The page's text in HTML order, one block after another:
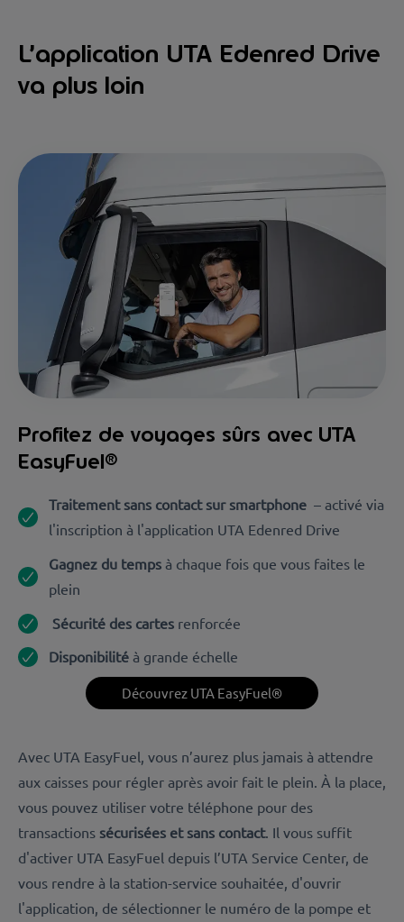
L’application UTA Edenred Drive
va plus loin
Profitez de voyages sûrs avec UTA
EasyFuel®
Traitement sans contact sur smartphone – activé via
l'inscription à l'application UTA Edenred Drive
Gagnez du temps à chaque fois que vous faites le
plein
Sécurité des cartes renforcée
Disponibilité à grande échelle
Découvrez UTA EasyFuel®
Avec UTA EasyFuel, vous n’aurez plus jamais à attendre
aux caisses pour régler après avoir fait le plein. À la place,
vous pouvez utiliser votre téléphone pour des
transactions sécurisées et sans contact. Il vous suffit
d'activer UTA EasyFuel depuis l’UTA Service Center, de
vous rendre à la station-service souhaitée, d'ouvrir
l'application, de sélectionner le numéro de la pompe et